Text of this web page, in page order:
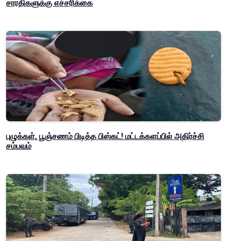
சாரதிகளுக்கு எச்சரிக்கை
புழுக்கள், பூஞ்சணம் பிடித்த பிஸ்கட்! மட்டக்களப்பில் அதிர்ச்சி
சம்பவம்